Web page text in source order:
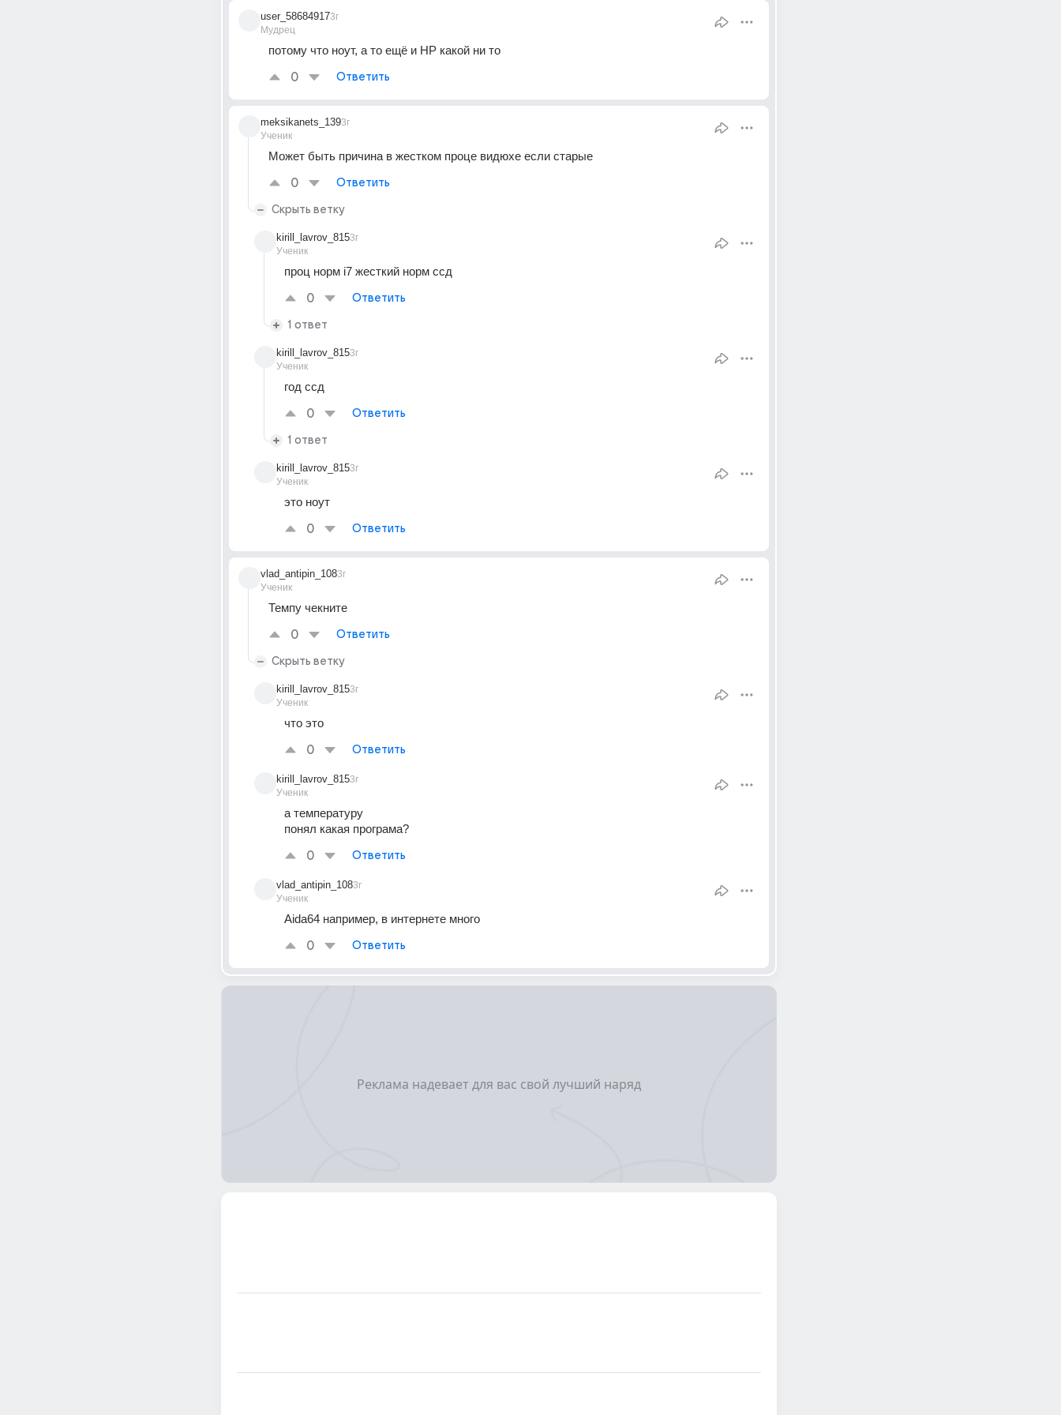
user_58684917
Мудрец
3г
потому что ноут, а то ещё и НР какой ни то
0 Ответить
meksikanets_139
Ученик
3г
Может быть причина в жестком проце видюхе если старые
0 Ответить
Скрыть ветку
kirill_lavrov_815
Ученик
3г
проц норм i7 жесткий норм ссд
0 Ответить
1 ответ
kirill_lavrov_815
Ученик
3г
год ссд
0 Ответить
1 ответ
kirill_lavrov_815
Ученик
3г
это ноут
0 Ответить
vlad_antipin_108
Ученик
3г
Темпу чекните
0 Ответить
Скрыть ветку
kirill_lavrov_815
Ученик
3г
что это
0 Ответить
kirill_lavrov_815
Ученик
3г
а температуру
понял какая програма?
0 Ответить
vlad_antipin_108
Ученик
3г
Aida64 например, в интернете много
0 Ответить